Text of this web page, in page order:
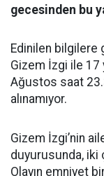
gecesinden bu
Edinilen bilgilere
Gizem İzgi ile 17
Ağustos saat
alınamıyor.
Gizem İzgi’nin
duyurusunda,
Olayın emniyet